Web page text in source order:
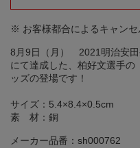
※ お客様都合によるキャンセ
8月9日（月） 2021明治安田
にて達成した、柏好文選手
ッズの登場です！
サイズ：5.4×8.4×0.5cm
素 材：銅
メーカー品番：sh000762